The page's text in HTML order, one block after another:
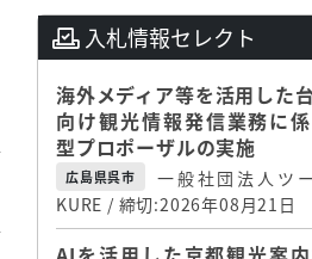
入札情報セレクト
海外メディア等を活用した
向け観光情報発信業務に
型プロポーザルの実施
広島県呉市
一般社団法人ツ
KURE / 締切:2026年08月21日